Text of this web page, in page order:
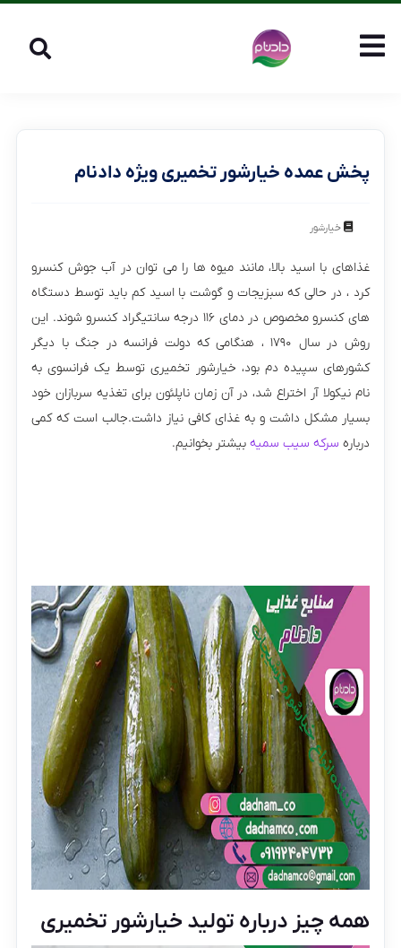
پخش عمده خیارشور تخمیری ویژه دادنام
خیارشور
غذاهای با اسید بالا، مانند میوه ها را می توان در آب جوش کنسرو
کرد ، در حالی که سبزیجات و گوشت با اسید کم باید توسط دستگاه
های کنسرو مخصوص در دمای ۱۱۶ درجه سانتیگراد کنسرو شوند. این
روش در سال ۱۷۹۰ ، هنگامی که دولت فرانسه در جنگ با دیگر
کشورهای سپیده دم بود، خیارشور تخمیری توسط یک فرانسوی به
نام نیکولا آر اختراع شد، در آن زمان ناپلئون برای تغذیه سربازان خود
بسیار مشکل داشت و به غذای کافی نیاز داشت.جالب است که کمی
درباره سرکه سیب سمیه بیشتر بخوانیم.
همه چیز درباره تولید خیارشور تخمیری